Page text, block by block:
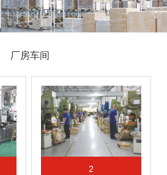
厂房车间
2